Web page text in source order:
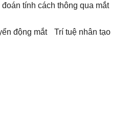
đoán tính cách thông qua mắt
động mắt
trí tuệ nhân tạo